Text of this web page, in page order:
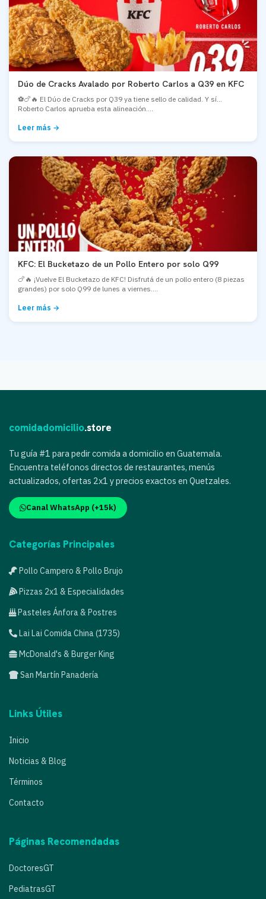
Dúo de Cracks Avalado por Roberto Carlos a Q39 en KFC
⚽🍗🔥 El Dúo de Cracks por Q39 ya tiene sello de calidad. Y sí...
Roberto Carlos aprueba esta alineación....
Leer más →
KFC: El Bucketazo de un Pollo Entero por solo Q99
🍗🔥 ¡Vuelve El Bucketazo de KFC! Disfrutá de un pollo entero (8 piezas
grandes) por solo Q99 de lunes a viernes....
Leer más →
comidadomicilio.store
Tu guía #1 para pedir comida a domicilio en Guatemala.
Encuentra teléfonos directos de restaurantes, menús
actualizados, ofertas 2x1 y precios exactos en Quetzales.
Canal WhatsApp (+15k)
Categorías Principales
Pollo Campero & Pollo Brujo
Pizzas 2x1 & Especialidades
Pasteles Ánfora & Postres
Lai Lai Comida China (1735)
McDonald's & Burger King
San Martín Panadería
Links Útiles
Inicio
Noticias & Blog
Términos
Contacto
Páginas Recomendadas
DoctoresGT
PediatrasGT